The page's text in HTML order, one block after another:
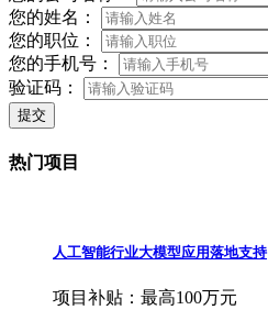
您的姓名：
您的职位：
您的手机号：
验证码：
提交
热门项目
人工智能行业大模型应用落地支持
项目补贴： 最高100万元